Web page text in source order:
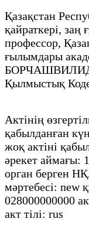
Қазақстан
қайраткері,
профессор,
ғылымдары
Қылмыстық
Актінің
қабылданған
жоқ актіні
әрекет аймағы:
орган берген
мәртебесі: new
028000000000
акт тілі: rus